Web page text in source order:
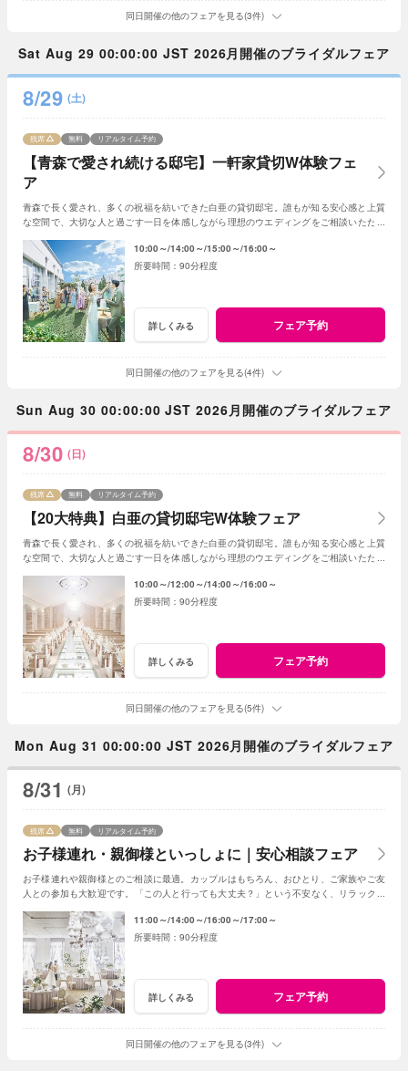
同日開催の他のフェアを見る(3件)
Sat Aug 29 00:00:00 JST 2026月開催のブライダルフェア
8/29 (土)
【青森で愛され続ける邸宅】一軒家貸切W体験フェ
ア
残席 無料 リアルタイム予約
青森で長く愛され、多くの祝福を紡いできた白亜の貸切邸宅。誰もが知る安心感と上質
な空間で、大切な人と過ごす一日を体感しながら理想のウエディングをご相談いただけ
10:00～ 14:00～ 15:00～ 16:00～
90分程度
詳しくみる フェア予約
同日開催の他のフェアを見る(4件)
Sun Aug 30 00:00:00 JST 2026月開催のブライダルフェア
8/30 (日)
【20大特典】白亜の貸切邸宅W体験フェア
残席 無料 リアルタイム予約
青森で長く愛され、多くの祝福を紡いできた白亜の貸切邸宅。誰もが知る安心感と上質
な空間で、大切な人と過ごす一日を体感しながら理想のウエディングをご相談いただけ
10:00～ 12:00～ 14:00～ 16:00～
90分程度
詳しくみる フェア予約
同日開催の他のフェアを見る(5件)
Mon Aug 31 00:00:00 JST 2026月開催のブライダルフェア
8/31 (月)
お子様連れ・親御様といっしょに｜安心相談フェア
残席 無料 リアルタイム予約
お子様連れや親御様とのご相談に最適。カップルはもちろん、おひとり、ご家族やご友
人との参加も大歓迎です。「この人と行っても大丈夫？」という不安なく、リラックス
11:00～ 14:00～ 16:00～ 17:00～
90分程度
詳しくみる フェア予約
同日開催の他のフェアを見る(3件)